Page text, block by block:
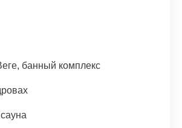
банный комплекс